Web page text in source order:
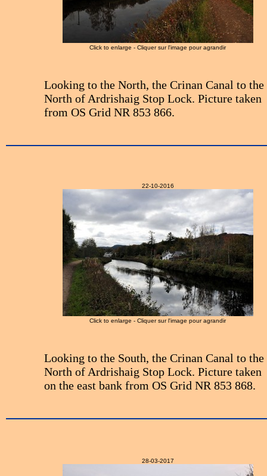
Click to enlarge - Cliquer sur l'image pour agrandir
Looking to the North, the Crinan Canal to the
North of Ardrishaig Stop Lock. Picture taken
from OS Grid NR 853 866.
22-10-2016
Click to enlarge - Cliquer sur l'image pour agrandir
Looking to the South, the Crinan Canal to the
North of Ardrishaig Stop Lock. Picture taken
on the east bank from OS Grid NR 853 868.
28-03-2017